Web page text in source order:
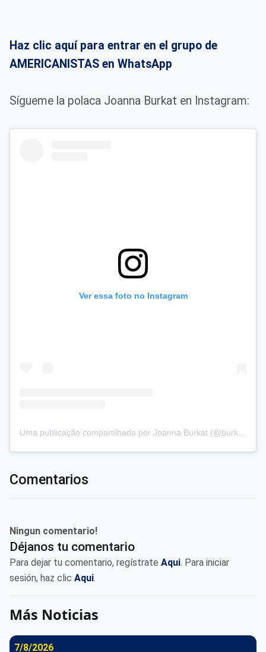
Haz clic aquí para entrar en el grupo de
AMERICANISTAS en WhatsApp
Sígueme la polaca Joanna Burkat en Instagram:
Ver essa foto no Instagram
Uma publicação compartilhada por Joanna Burkat (@burkat.joanna)
Comentarios
Ningun comentario!
Déjanos tu comentario
Para dejar tu comentario, regístrate Aqui. Para iniciar
sesión, haz clic Aqui.
Más Noticias
7/8/2026